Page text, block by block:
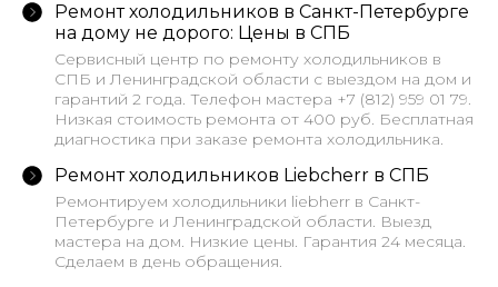
Ремонт холодильников в Санкт-Петербурге
на дому не дорого: Цены в СПБ
Сервисный центр по ремонту холодильников в
СПБ и Ленинградской области с выездом на дом и
гарантий 2 года. Телефон мастера +7 (812) 959 01 79.
Низкая стоимость ремонта от 400 руб. Бесплатная
диагностика при заказе ремонта холодильника.
Ремонт холодильников Liebcherr в СПБ
Ремонтируем холодильники liebherr в Санкт-
Петербурге и Ленинградской области. Выезд
мастера на дом. Низкие цены. Гарантия 24 месяца.
Сделаем в день обращения.